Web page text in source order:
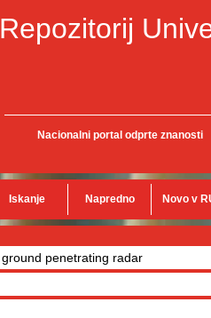
Repozitorij
Nacionalni portal odprte znanosti
Iskanje Napredno Novo v